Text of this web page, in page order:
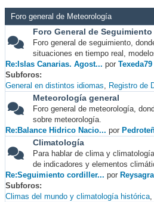
Foro general de Meteorología
Foro General de Seguimiento
Foro general de seguimiento,
situaciones en tiempo real,
Re:Islas Canarias. Agost... por Texeda79
Subforos
General en distintos idiomas
Registro de
Meteorología general
Foro general de meteorología,
sobre meteorología.
Re:Balance Hidrico Nacio... por
Climatología
Para hablar de clima y
de indicadores y elementos
Re:Seguimiento cordiller... por
Subforos
Climas del mundo y climatología histórica